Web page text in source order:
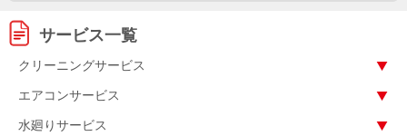
サービス一覧
クリーニングサービス
エアコンサービス
水廻りサービス